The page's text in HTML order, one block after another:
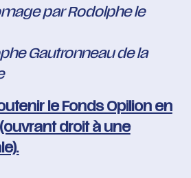
par Rodolphe le
Gautronneau de la
le Fonds Opilion en
droit à une